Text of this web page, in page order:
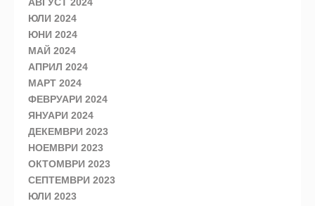
ЮЛИ 2024
ЮНИ 2024
МАЙ 2024
АПРИЛ 2024
МАРТ 2024
ФЕВРУАРИ 2024
ЯНУАРИ 2024
ДЕКЕМВРИ 2023
НОЕМВРИ 2023
ОКТОМВРИ 2023
СЕПТЕМВРИ 2023
ЮЛИ 2023